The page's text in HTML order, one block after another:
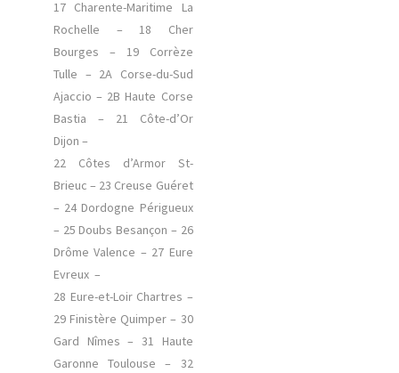
17 Charente-Maritime La
Rochelle – 18 Cher
Bourges – 19 Corrèze
Tulle – 2A Corse-du-Sud
Ajaccio – 2B Haute Corse
Bastia – 21 Côte-d’Or
Dijon –
22 Côtes d’Armor St-
Brieuc – 23 Creuse Guéret
– 24 Dordogne Périgueux
– 25 Doubs Besançon – 26
Drôme Valence – 27 Eure
Evreux –
28 Eure-et-Loir Chartres –
29 Finistère Quimper – 30
Gard Nîmes – 31 Haute
Garonne Toulouse – 32